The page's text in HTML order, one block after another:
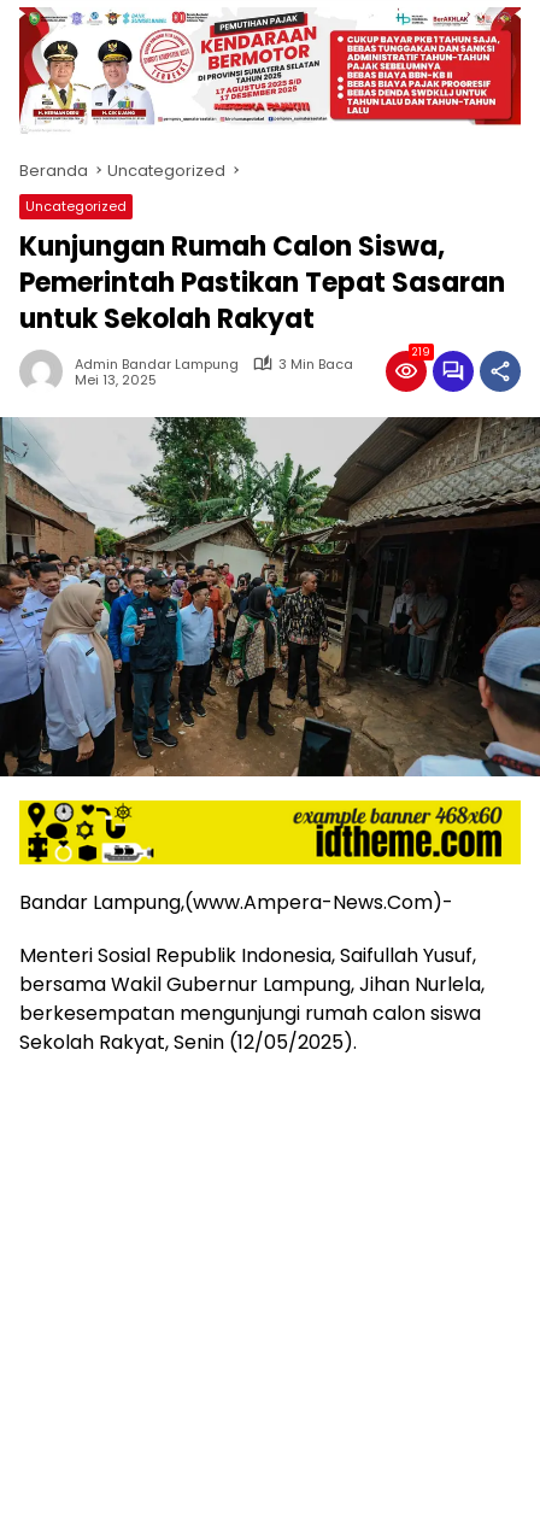
produk
antara
lain
mampu
menjadi
komunikasi
usaha
(beriklan),
fokus
pada
nasional
maupun
international,
lokal
dan
dinamis,
memiliki
kisaran
harga
iklan
yang
relatif
lebih
murah
dari
Koran
maupun
media
siber
lainnya,
desain
dan
siber
lebih
eksklusif,
bergaya
Beranda Uncategorized
Uncategorized
Kunjungan Rumah Calon Siswa,
Pemerintah Pastikan Tepat Sasaran
untuk Sekolah Rakyat
Admin Bandar Lampung
3 Min Baca
Mei 13, 2025
219
Bandar Lampung,(www.Ampera-News.Com)-
Menteri Sosial Republik Indonesia, Saifullah Yusuf,
bersama Wakil Gubernur Lampung, Jihan Nurlela,
berkesempatan mengunjungi rumah calon siswa
Sekolah Rakyat, Senin (12/05/2025).